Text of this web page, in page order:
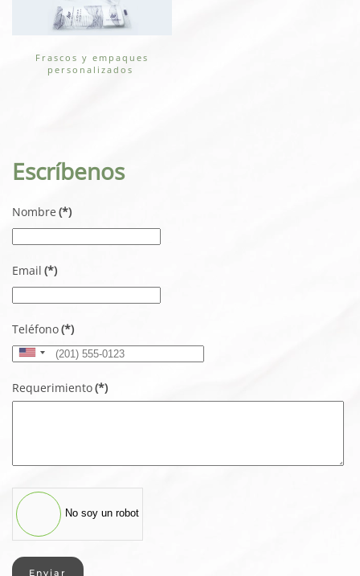
Frascos y empaques
personalizados
Escríbenos
Nombre (*)
Email (*)
Teléfono(*)
United
States
+1
Requerimiento(*)
No soy un robot
Enviar